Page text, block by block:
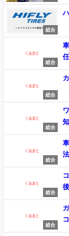
総合
総合
総合
総合
総合
総合
総合